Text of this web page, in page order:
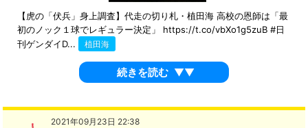
【虎の「伏兵」身上調査】代走の切り札・植田海 高校の恩師は「最
初のノック１球でレギュラー決定」 https://t.co/vbXo1g5zuB #日
刊ゲンダイD...
植田海
続きを読む ▼▼
2021年09月23日 22:38